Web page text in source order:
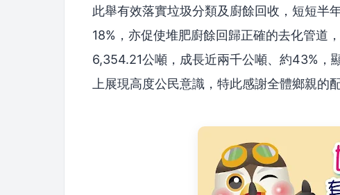
此舉有效落實垃圾分類及廚餘回收，短短半
18%，亦促使堆肥廚餘回歸正確的去化管道
6,354.21公噸，成長近兩千公噸、約43%，
上展現高度公民意識，特此感謝全體鄉親的